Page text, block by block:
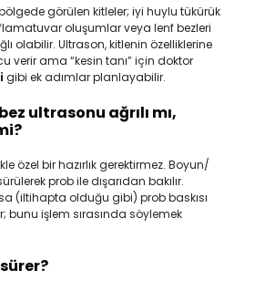
görülen kitleler; iyi huylu tükürük
oluşumlar veya lenf bezleri
olabilir. Ultrason, kitlenin özelliklerine
verir ama “kesin tanı” için doktor
gibi ek adımlar planlayabilir.
ultrasonu ağrılı mı,
özel bir hazırlık gerektirmez. Boyun/
prob ile dışarıdan bakılır.
(iltihapta olduğu gibi) prob baskısı
bunu işlem sırasında söylemek